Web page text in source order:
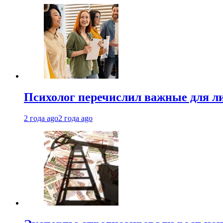
Психолог перечислил важные для
2 года ago2 года ago